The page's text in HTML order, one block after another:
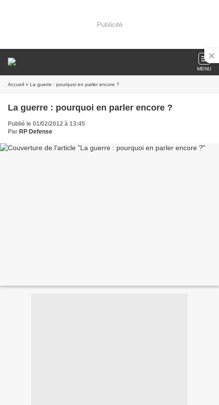
Publicité
MENU
Accueil » La guerre : pourquoi en parler encore ?
La guerre : pourquoi en parler encore ?
Publié le 01/02/2012 à 13:45
Par RP Defense